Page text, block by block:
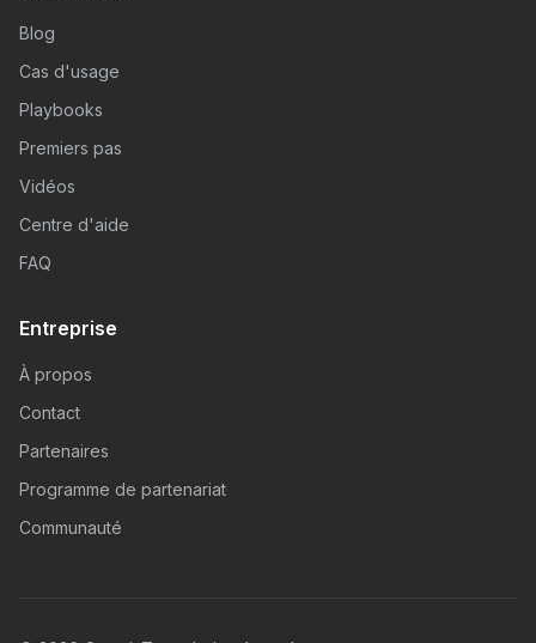
Blog
Cas d'usage
Playbooks
Premiers pas
Vidéos
Centre d'aide
FAQ
Entreprise
À propos
Contact
Partenaires
Programme de partenariat
Communauté